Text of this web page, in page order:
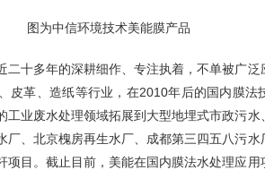
图为中信环境技术美能膜产品
二十多年的深耕细作、专注执着，不单被广泛
皮革、造纸等行业，在2010年后的国内膜法
工业废水处理领域拓展到大型地埋式市政污
、北京槐房再生水厂、成都第三四五八污水
项目。截止目前，美能在国内膜法水处理应用